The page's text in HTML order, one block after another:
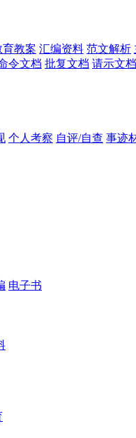
育教案 汇编资料 范文解析
令文档 批复文档 请示文档
个人考察 自评/自查 事迹
电子书